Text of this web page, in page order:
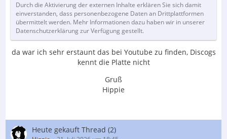
Durch die Aktivierung der externen Inhalte erklären Sie sich damit
einverstanden, dass personenbezogene Daten an Drittplattformen
übermittelt werden. Mehr Informationen dazu haben wir in unserer
Datenschutzerklärung zur Verfügung gestellt.
da war ich sehr erstaunt das bei Youtube zu finden, Discogs
kennt die Platte nicht
Gruß
Hippie
Heute gekauft Thread (2)